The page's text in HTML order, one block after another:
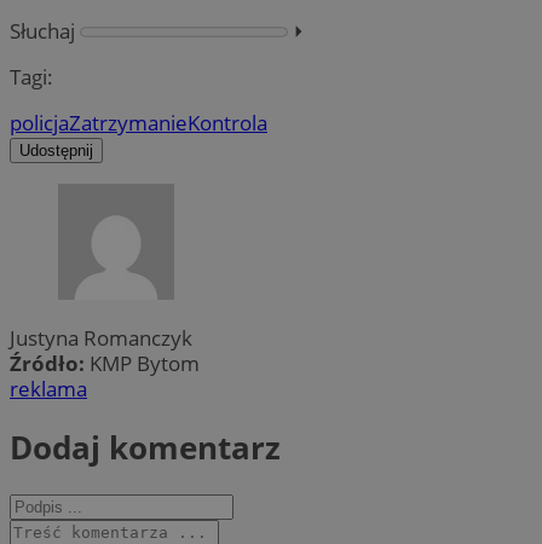
Słuchaj
⏵︎
Tagi:
policjaZatrzymanieKontrola
Udostępnij
Justyna Romanczyk
Źródło: KMP Bytom
reklama
Dodaj komentarz